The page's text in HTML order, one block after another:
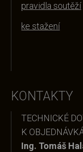
pravidla soutěží
ke stažení
KONTAKTY
TECHNICKÉ
K
Ing. Tomáš